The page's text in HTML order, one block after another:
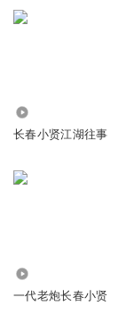
长春小贤江湖往事
一代老炮长春小贤